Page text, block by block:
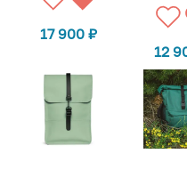
17 900 ₽
12